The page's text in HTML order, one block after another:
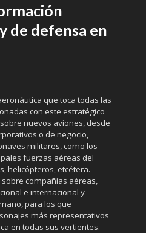
de defensa en
que toca todas las
con este estratégico
nuevos aviones, desde
o de negocio,
militares, como los
fuerzas aéreas del
helicópteros, etcétera.
compañías aéreas,
e internacional y
para los que
más representativos
en todas sus vertientes.